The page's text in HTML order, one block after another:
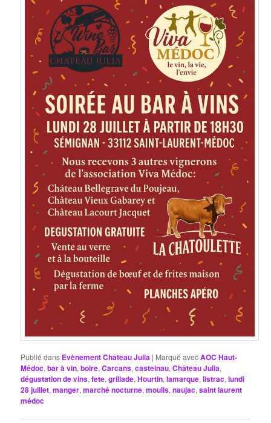
Publié dans Evènement Château Julia | Marqué avecAOC Haut-
Médoc,bar à vin,boire,Carcans,castelnau,Château Julia,
dégustation de vins,fete,grillade,Hourtin,lamarque,listrac,lundi
28 juillet,manger,marché nocturne,moulis,naujac,saint laurent
médoc